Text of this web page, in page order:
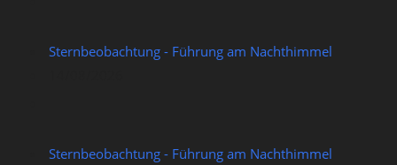
Sternbeobachtung - Führung am Nachthimmel
Sternbeobachtung - Führung am Nachthimmel